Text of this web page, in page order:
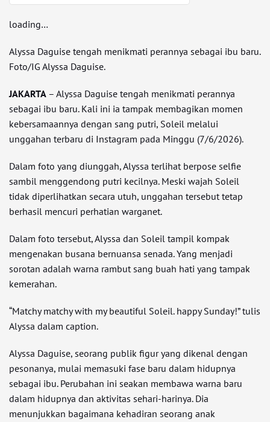
loading…
Alyssa Daguise tengah menikmati perannya sebagai ibu baru.
Foto/IG Alyssa Daguise.
JAKARTA – Alyssa Daguise tengah menikmati perannya
sebagai ibu baru. Kali ini ia tampak membagikan momen
kebersamaannya dengan sang putri, Soleil melalui
unggahan terbaru di Instagram pada Minggu (7/6/2026).
Dalam foto yang diunggah, Alyssa terlihat berpose selfie
sambil menggendong putri kecilnya. Meski wajah Soleil
tidak diperlihatkan secara utuh, unggahan tersebut tetap
berhasil mencuri perhatian warganet.
Dalam foto tersebut, Alyssa dan Soleil tampil kompak
mengenakan busana bernuansa senada. Yang menjadi
sorotan adalah warna rambut sang buah hati yang tampak
kemerahan.
“Matchy matchy with my beautiful Soleil. happy Sunday!” tulis
Alyssa dalam caption.
Alyssa Daguise, seorang publik figur yang dikenal dengan
pesonanya, mulai memasuki fase baru dalam hidupnya
sebagai ibu. Perubahan ini seakan membawa warna baru
dalam hidupnya dan aktivitas sehari-harinya. Dia
menunjukkan bagaimana kehadiran seorang anak